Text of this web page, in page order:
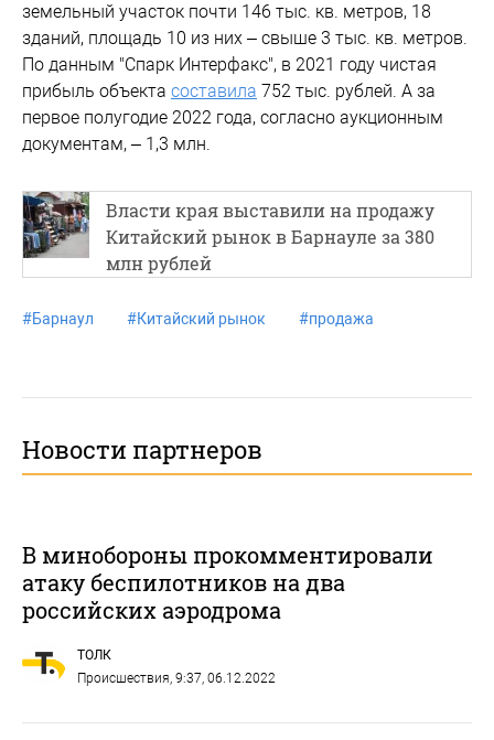
земельный участок почти 146 тыс. кв. метров, 18
зданий, площадь 10 из них – свыше 3 тыс. кв. метров.
По данным "Спарк Интерфакс", в 2021 году чистая
прибыль объекта составила 752 тыс. рублей. А за
первое полугодие 2022 года, согласно аукционным
документам, – 1,3 млн.
Власти края выставили на продажу
Китайский рынок в Барнауле за 380
млн рублей
#Барнаул #Китайский рынок #продажа
Новости партнеров
В минобороны прокомментировали
атаку беспилотников на два
российских аэродрома
ТОЛК
Происшествия , 9:37, 06.12.2022